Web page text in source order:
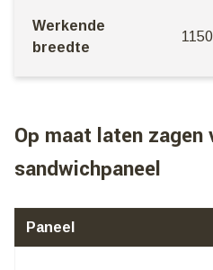
Werkende
breedte
Op maat laten zagen
sandwichpaneel
Paneel